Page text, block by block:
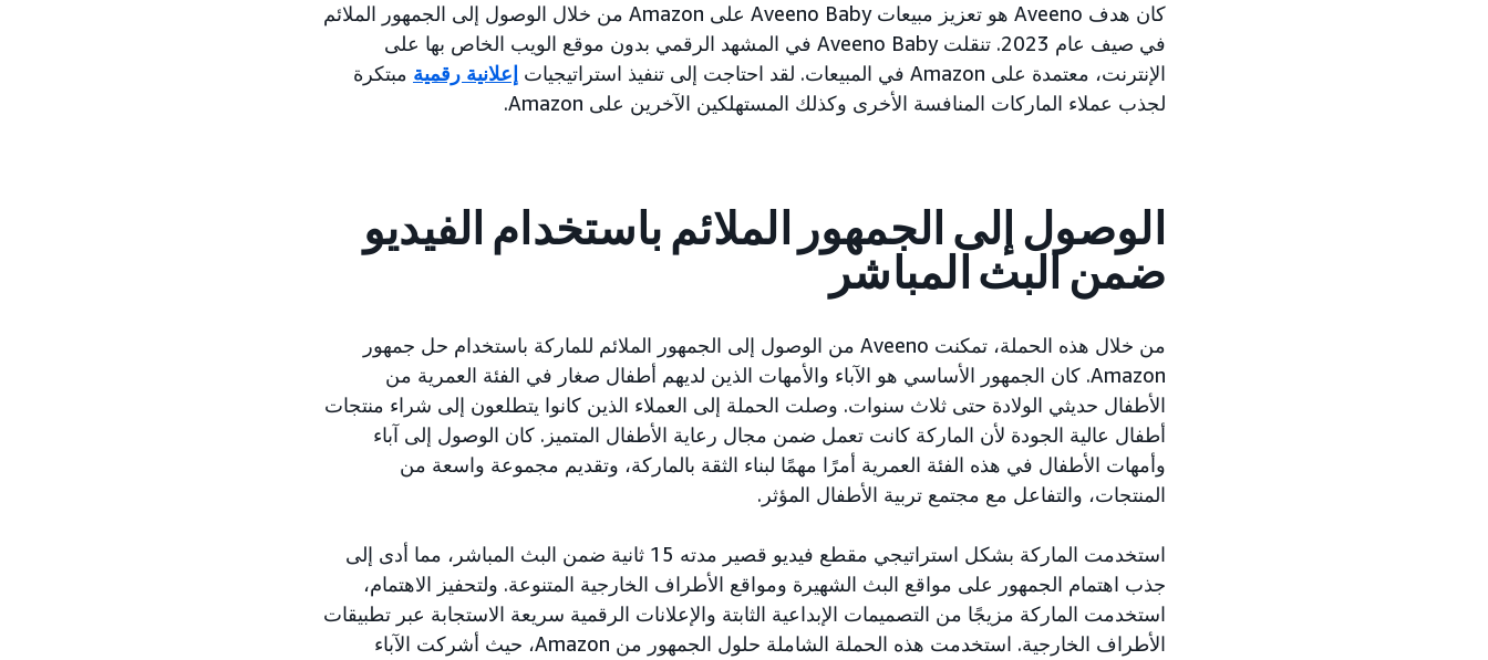
كان هدف Aveeno هو تعزيز مبيعات Aveeno Baby على Amazon من خلال الوصول إلى الجمهور الملائم
في صيف عام 2023. تنقلت Aveeno Baby في المشهد الرقمي بدون موقع الويب الخاص بها على
الإنترنت، معتمدة على Amazon في المبيعات. لقد احتاجت إلى تنفيذ استراتيجيات
إعلانية رقمية مبتكرة
لجذب عملاء الماركات المنافسة الأخرى وكذلك المستهلكين الآخرين على Amazon.
الوصول إلى الجمهور الملائم باستخدام الفيديو
ضمن البث المباشر
من خلال هذه الحملة، تمكنت Aveeno من الوصول إلى الجمهور الملائم للماركة باستخدام حل جمهور
Amazon. كان الجمهور الأساسي هو الآباء والأمهات الذين لديهم أطفال صغار في الفئة العمرية من
الأطفال حديثي الولادة حتى ثلاث سنوات. وصلت الحملة إلى العملاء الذين كانوا يتطلعون إلى شراء منتجات
أطفال عالية الجودة لأن الماركة كانت تعمل ضمن مجال رعاية الأطفال المتميز. كان الوصول إلى آباء
وأمهات الأطفال في هذه الفئة العمرية أمرًا مهمًا لبناء الثقة بالماركة، وتقديم مجموعة واسعة من
المنتجات، والتفاعل مع مجتمع تربية الأطفال المؤثر.
استخدمت الماركة بشكل استراتيجي مقطع فيديو قصير مدته 15 ثانية ضمن البث المباشر، مما أدى إلى
جذب اهتمام الجمهور على مواقع البث الشهيرة ومواقع الأطراف الخارجية المتنوعة. ولتحفيز الاهتمام،
استخدمت الماركة مزيجًا من التصميمات الإبداعية الثابتة والإعلانات الرقمية سريعة الاستجابة عبر تطبيقات
الأطراف الخارجية. استخدمت هذه الحملة الشاملة حلول الجمهور من Amazon، حيث أشركت الآباء